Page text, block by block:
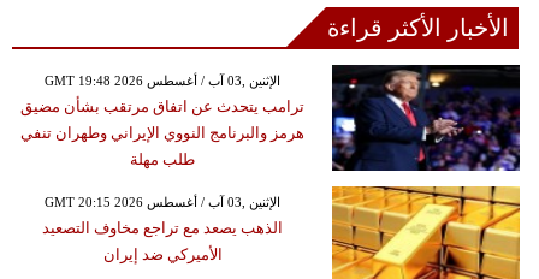
الأخبار الأكثر قراءة
GMT 19:48 2026 الإثنين ,03 آب / أغسطس
ترامب يتحدث عن اتفاق مرتقب بشأن مضيق
هرمز والبرنامج النووي الإيراني وطهران تنفي
طلب مهلة
GMT 20:15 2026 الإثنين ,03 آب / أغسطس
الذهب يصعد مع تراجع مخاوف التصعيد
الأميركي ضد إيران